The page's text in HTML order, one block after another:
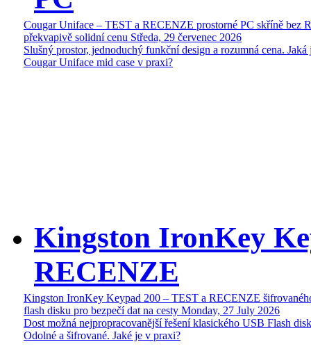
Cougar Uniface – TEST a RECENZE prostorné PC skříně bez
překvapivě solidní cenu Středa, 29 červenec 2026
Slušný prostor, jednoduchý funkční design a rozumná cena. Jaká
Cougar Uniface mid case v praxi?
Kingston IronKey
RECENZE
Kingston IronKey Keypad 200 – TEST a RECENZE
flash disku pro bezpečí dat na cesty Monday, 27 July 2026
Dost možná nejpropracovanější řešení klasického USB Flash
Odolné a šifrované. Jaké je v praxi?